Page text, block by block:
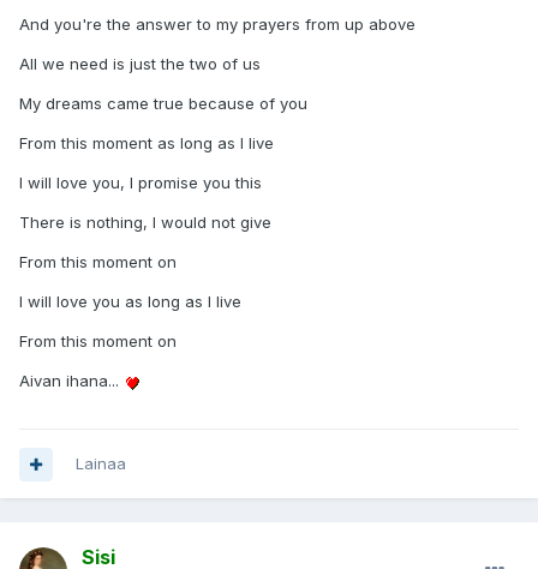
And you're the answer to my prayers from up above
All we need is just the two of us
My dreams came true because of you
From this moment as long as I live
I will love you, I promise you this
There is nothing, I would not give
From this moment on
I will love you as long as I live
From this moment on
Aivan ihana...
Lainaa
Sisi